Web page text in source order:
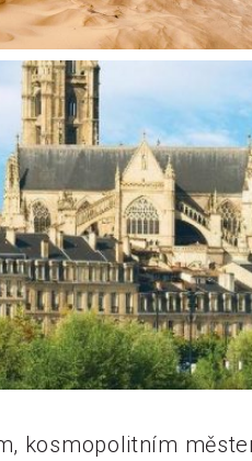
kosmopolitním